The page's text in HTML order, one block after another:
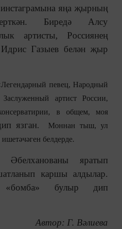
яңа җырның
Биредә Алсу
артисты, Россиянең
Идрис Газыев белән җыр
Легендарный певец, Народный
Заслуженный артист России,
в общем, моя
язган.
Моннан тыш, ул
ишетәчәген белдерде.
яратып
каршы алдылар.
булыр дип
Автор: Г. Вәлиева